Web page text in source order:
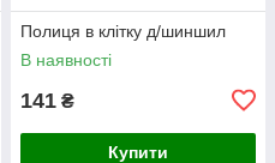
Полиця в клітку д/шиншил
В наявності
141 ₴
Купити